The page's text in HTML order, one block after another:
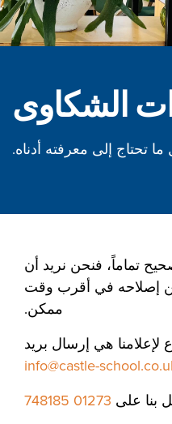
الشكاوى
تحتاج إلى معرفته أدناه.
تماماً، فنحن نريد أن
إصلاحه في أقرب وقت
ممكن.
لإعلامنا هي إرسال بريد
info@castle-
بنا على 01273 748185